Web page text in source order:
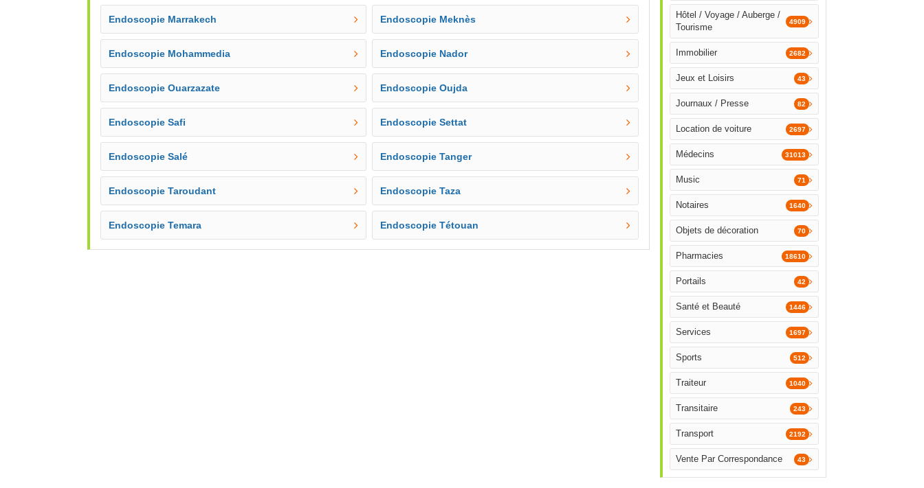
Endoscopie Marrakech Endoscopie Meknès
Endoscopie Mohammedia Endoscopie Nador
Endoscopie Ouarzazate Endoscopie Oujda
Endoscopie Safi Endoscopie Settat
Endoscopie Salé Endoscopie Tanger
Endoscopie Taroudant Endoscopie Taza
Endoscopie Temara Endoscopie Tétouan
Hôtel / Voyage / Auberge /
Tourisme
4909
Immobilier 2682
Jeux et Loisirs 43
Journaux / Presse 82
Location de voiture 2697
Médecins 31013
Music 71
Notaires 1640
Objets de décoration 70
Pharmacies 18610
Portails 42
Santé et Beauté 1446
Services 1697
Sports 512
Traiteur 1040
Transitaire 243
Transport 2192
Vente Par Correspondance 43